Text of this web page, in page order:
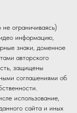
ограничиваясь)
информацию,
знаки, доменное
авторского
защищены
соглашениями об
использование,
сайта и иных